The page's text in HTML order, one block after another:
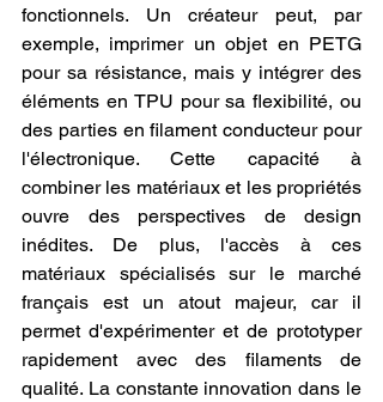
fonctionnels. Un créateur peut, par
exemple, imprimer un objet en PETG
pour sa résistance, mais y intégrer des
éléments en TPU pour sa flexibilité, ou
des parties en filament conducteur pour
l'électronique. Cette capacité à
combiner les matériaux et les propriétés
ouvre des perspectives de design
inédites. De plus, l'accès à ces
matériaux spécialisés sur le marché
français est un atout majeur, car il
permet d'expérimenter et de prototyper
rapidement avec des filaments de
qualité. La constante innovation dans le